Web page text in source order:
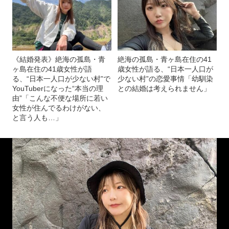
《結婚発表》絶海の孤島・青
ヶ島在住の41歳女性が語
る、“日本一人口が少ない村”で
YouTuberになった“本当の理
由”「こんな不便な場所に若い
女性が住んでるわけがない、
と言う人も…」
絶海の孤島・青ヶ島在住の41
歳女性が語る、“日本一人口が
少ない村”の恋愛事情「幼馴染
との結婚は考えられません」